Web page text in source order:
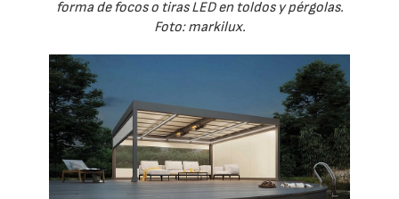
forma de focos o tiras LED en toldos y pérgolas.
Foto: markilux.